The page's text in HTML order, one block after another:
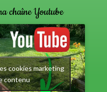
chaîne Youtube
cookies marketing
contenu